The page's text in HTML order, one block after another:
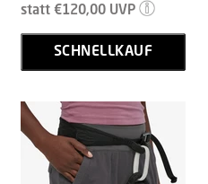
Preis
Ursprünglicher
statt €120,00 UVP
SCHNELLKAUF